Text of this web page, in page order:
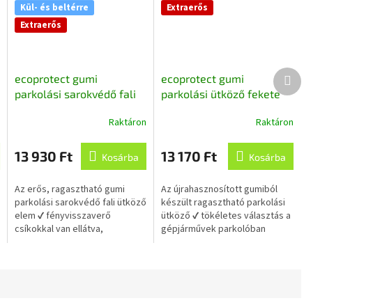
Kül- és beltérre
Extraerős
ecoprotect gumi
parkolási sarokvédő fali
fényvisszaverő csíkokkal
ragasztható 100x12x6 cm,
újrahasznosított gumiból
Raktáron
13 930 Ft Kosárba
Az erős, ragasztható gumi
parkolási sarokvédő fali ütköző
elem ✔ fényvisszaverő
csíkokkal van ellátva,
Extraerős
ecoprotect gumi
parkolási ütköző fekete
újrahasznosított gumiból
Raktáron
13 170 Ft Kosárba
Az újrahasznosított gumiból
készült ragasztható parkolási
ütköző ✔ tökéletes választás a
gépjárművek parkolóban
Következő
termék